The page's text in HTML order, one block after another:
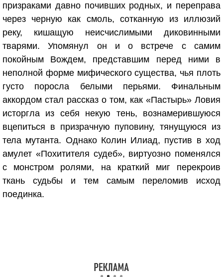
призраками давно почивших родных, и переправа
через черную как смоль, сотканную из иллюзий
реку, кишащую неисчислимыми диковинными
тварями. Упомянул он и о встрече с самим
покойным Вождем, представшим перед ними в
неполной форме мифического существа, чья плоть
густо поросла белыми перьями. Финальным
аккордом стал рассказ о том, как «Пастырь» Ловия
исторгла из себя некую тень, вознамерившуюся
вцепиться в призрачную пуповину, тянущуюся из
тела мутанта. Однако Колин Илиад, пустив в ход
амулет «Похитителя судеб», виртуозно поменялся
с монстром ролями, на краткий миг перекроив
ткань судьбы и тем самым переломив исход
поединка.